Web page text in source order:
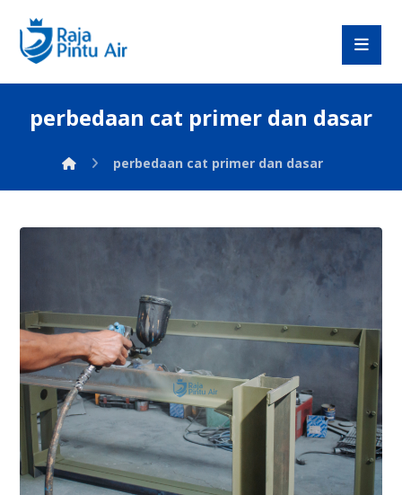
perbedaan cat primer dan dasar
perbedaan cat primer dan dasar